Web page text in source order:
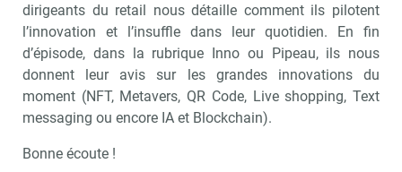
dirigeants du retail nous détaille comment ils pilotent
l’innovation et l’insuffle dans leur quotidien. En fin
d’épisode, dans la rubrique Inno ou Pipeau, ils nous
donnent leur avis sur les grandes innovations du
moment (NFT, Metavers, QR Code, Live shopping, Text
messaging ou encore IA et Blockchain).
Bonne écoute !